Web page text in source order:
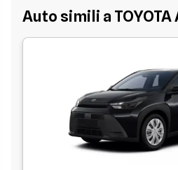
Auto simili a TOYOTA